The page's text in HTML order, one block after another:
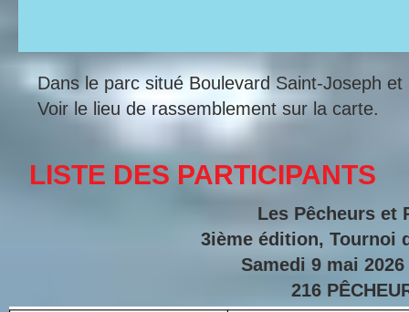
Dans le parc situé Boulevard Saint-Joseph
Voir le lieu de rassemblement sur la carte.
LISTE DES PARTICIPANTS
Les Pêcheurs et
3ième édition, Tournoi
Samedi 9 mai
216